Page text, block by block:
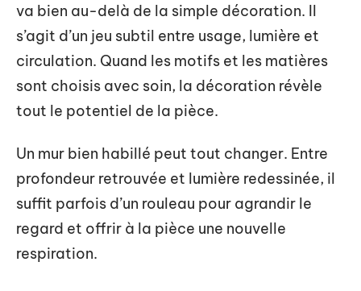
va bien au-delà de la simple décoration. Il
s’agit d’un jeu subtil entre usage, lumière et
circulation. Quand les motifs et les matières
sont choisis avec soin, la décoration révèle
tout le potentiel de la pièce.
Un mur bien habillé peut tout changer. Entre
profondeur retrouvée et lumière redessinée, il
suffit parfois d’un rouleau pour agrandir le
regard et offrir à la pièce une nouvelle
respiration.